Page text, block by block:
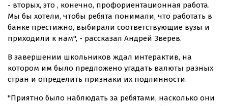
- вторых, это , конечно, профориентационная работа.
Мы бы хотели, чтобы ребята понимали, что работать в
банке престижно, выбирали соответствующие вузы и
приходили к нам", - рассказал Андрей Зверев.
В завершении школьников ждал интерактив, на
котором им было предложено угадать валюты разных
стран и определить признаки их подлинности.
"Приятно было наблюдать за ребятами, насколько они